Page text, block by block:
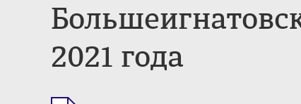
2021 года